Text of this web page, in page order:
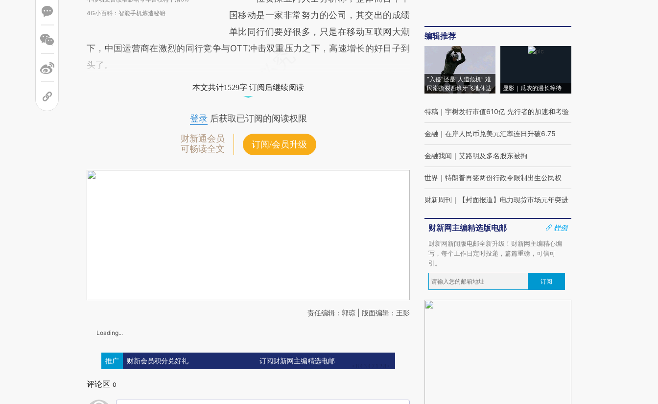
4G小百科：智能手机炼造秘籍
国移动是一家非常努力的公司，其交出的成绩
单比同行们要好很多，只是在移动互联网大潮
下，中国运营商在激烈的同行竞争与OTT冲击双重压力之下，高速增长的好日子到
头了。
本文共计1529字 订阅后继续阅读
登录后获取已订阅的阅读权限
财新通会员
可畅读全文
订阅/会员升级
责任编辑：郭琼 | 版面编辑：王影
Loading...
推广 财新会员积分兑好礼 订阅财新网主编精选电邮
评论区 0
编辑推荐
“入侵”还是“人道危机” 难
民潮撕裂西班牙飞地休达
显影｜瓜农的漫长等待
特稿 ｜ 宇树发行市值610亿 先行者的加速和考验
金融 ｜ 在岸人民币兑美元汇率连日升破6.75
金融我闻 ｜ 艾路明及多名股东被拘
世界 ｜ 特朗普再签两份行政令限制出生公民权
财新周刊 ｜ 【封面报道】电力现货市场元年突进
财新网主编精选版电邮
样例
财新网新闻版电邮全新升级！财新网主编精心编
写，每个工作日定时投递，篇篇重磅，可信可
引。
订阅